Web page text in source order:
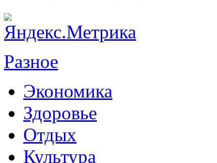
Разное
Экономика
Здоровье
Отдых
Культура